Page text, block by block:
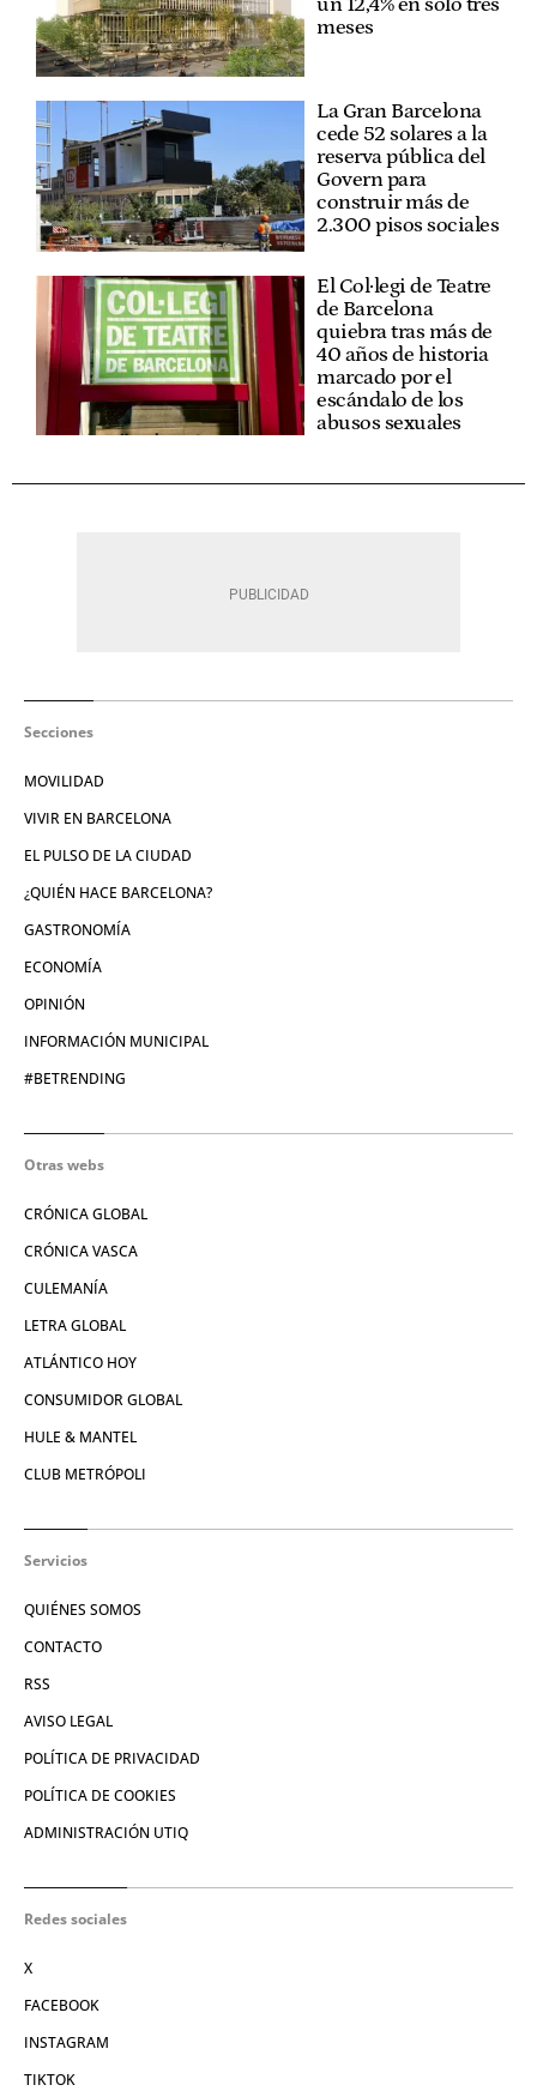
meses
La Gran Barcelona
cede 52 solares a la
reserva pública del
Govern para
construir más de
2.300 pisos sociales
El Col·legi de Teatre
de Barcelona
quiebra tras más de
40 años de historia
marcado por el
escándalo de los
abusos sexuales
Secciones
MOVILIDAD
VIVIR EN BARCELONA
EL PULSO DE LA CIUDAD
¿QUIÉN HACE BARCELONA?
GASTRONOMÍA
ECONOMÍA
OPINIÓN
INFORMACIÓN MUNICIPAL
#BETRENDING
Otras webs
CRÓNICA GLOBAL
CRÓNICA VASCA
CULEMANÍA
LETRA GLOBAL
ATLÁNTICO HOY
CONSUMIDOR GLOBAL
HULE & MANTEL
CLUB METRÓPOLI
Servicios
QUIÉNES SOMOS
CONTACTO
RSS
AVISO LEGAL
POLÍTICA DE PRIVACIDAD
POLÍTICA DE COOKIES
ADMINISTRACIÓN UTIQ
Redes sociales
X
FACEBOOK
INSTAGRAM
TIKTOK